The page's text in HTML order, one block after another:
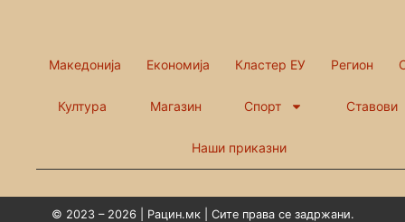
Македонија Економија Кластер ЕУ Регион
Култура Магазин Спорт Ставови
Наши приказни
© 2023 – 2026 | Рацин.мк | Сите права се задржани.